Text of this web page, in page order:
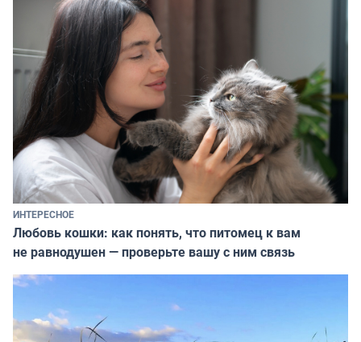
ИНТЕРЕСНОЕ
Любовь кошки: как понять, что питомец к вам
не равнодушен — проверьте вашу с ним связь